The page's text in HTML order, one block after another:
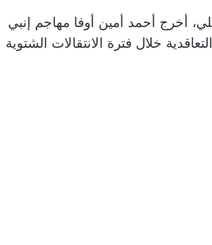
برنامج “+90″، أن النادي الأهلي، أخرج أحمد أمين أوفا مهاجم إنبي
خلال فترة الانتقالات الشتوية